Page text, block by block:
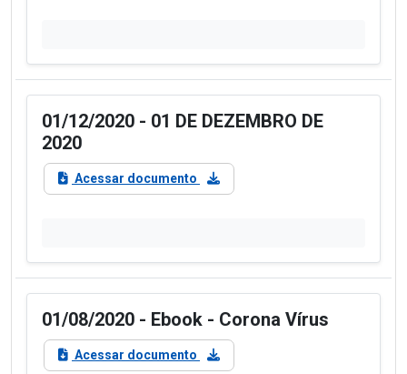
01/12/2020 - 01 DE DEZEMBRO DE
2020
Acessar documento
01/08/2020 - Ebook - Corona Vírus
Acessar documento